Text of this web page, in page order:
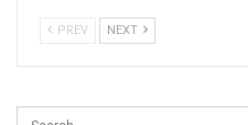
PREV NEXT